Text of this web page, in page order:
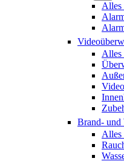
Alles
Alles
Brand- und
Alles